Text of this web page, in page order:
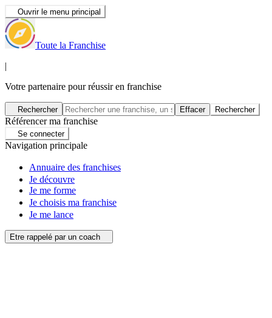
Ouvrir le menu principal
Toute la Franchise
|
Votre partenaire pour réussir en franchise
Rechercher Effacer Rechercher
Référencer ma franchise
Se connecter
Navigation principale
Annuaire des franchises
Je découvre
Je me forme
Je choisis ma franchise
Je me lance
Etre rappelé par un coach